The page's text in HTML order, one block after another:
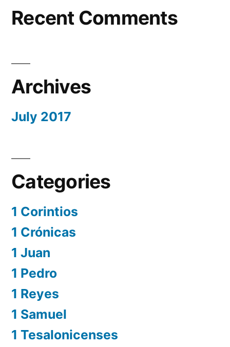
Recent Comments
Archives
July 2017
Categories
1 Corintios
1 Crónicas
1 Juan
1 Pedro
1 Reyes
1 Samuel
1 Tesalonicenses